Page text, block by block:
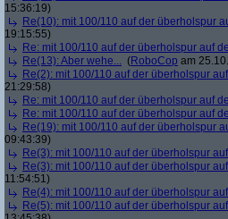
15:36:19)
Re(10): mit 100/110 auf der überholspur
19:15:55)
Re: mit 100/110 auf der überholspur auf
Re(13): Aber wehe... (RoboCop am
Re(2): mit 100/110 auf der überholspur
21:29:58)
Re: mit 100/110 auf der überholspur auf
Re: mit 100/110 auf der überholspur auf
Re(19): mit 100/110 auf der überholspur
09:43:39)
Re(3): mit 100/110 auf der überholspur
Re(3): mit 100/110 auf der überholspur
11:54:51)
Re(4): mit 100/110 auf der überholspur
Re(5): mit 100/110 auf der überholspur